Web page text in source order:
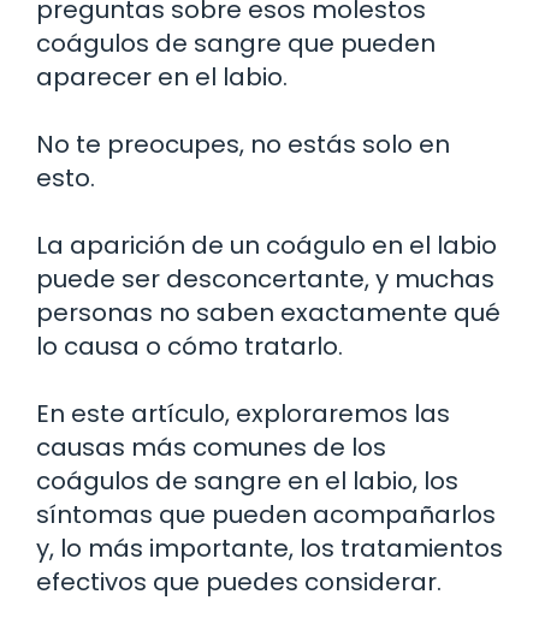
preguntas sobre esos molestos
coágulos de sangre que pueden
aparecer en el labio.
No te preocupes, no estás solo en
esto.
La aparición de un coágulo en el labio
puede ser desconcertante, y muchas
personas no saben exactamente qué
lo causa o cómo tratarlo.
En este artículo, exploraremos las
causas más comunes de los
coágulos de sangre en el labio, los
síntomas que pueden acompañarlos
y, lo más importante, los tratamientos
efectivos que puedes considerar.